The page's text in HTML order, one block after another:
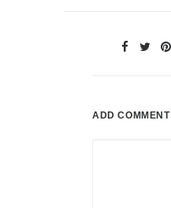
ADD COMMENT